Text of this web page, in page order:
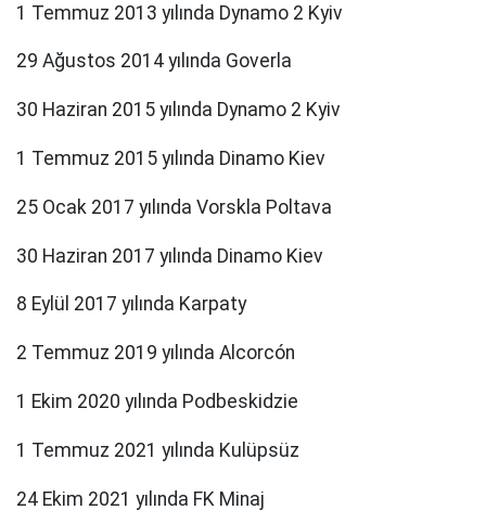
1 Temmuz 2013 yılında Dynamo 2 Kyiv
29 Ağustos 2014 yılında Goverla
30 Haziran 2015 yılında Dynamo 2 Kyiv
1 Temmuz 2015 yılında Dinamo Kiev
25 Ocak 2017 yılında Vorskla Poltava
30 Haziran 2017 yılında Dinamo Kiev
8 Eylül 2017 yılında Karpaty
2 Temmuz 2019 yılında Alcorcón
1 Ekim 2020 yılında Podbeskidzie
1 Temmuz 2021 yılında Kulüpsüz
24 Ekim 2021 yılında FK Minaj